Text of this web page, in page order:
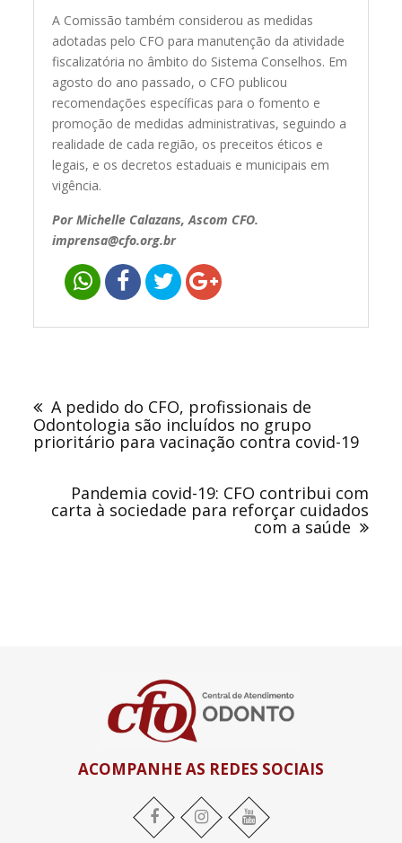
A Comissão também considerou as medidas
adotadas pelo CFO para manutenção da atividade
fiscalizatória no âmbito do Sistema Conselhos. Em
agosto do ano passado, o CFO publicou
recomendações específicas para o fomento e
promoção de medidas administrativas, seguindo a
realidade de cada região, os preceitos éticos e
legais, e os decretos estaduais e municipais em
vigência.
Por Michelle Calazans, Ascom CFO.
imprensa@cfo.org.br
Post
A pedido do CFO, profissionais de
Odontologia são incluídos no grupo
prioritário para vacinação contra covid-19
Pandemia covid-19: CFO contribui com
carta à sociedade para reforçar cuidados
com a saúde
ACOMPANHE AS REDES SOCIAIS